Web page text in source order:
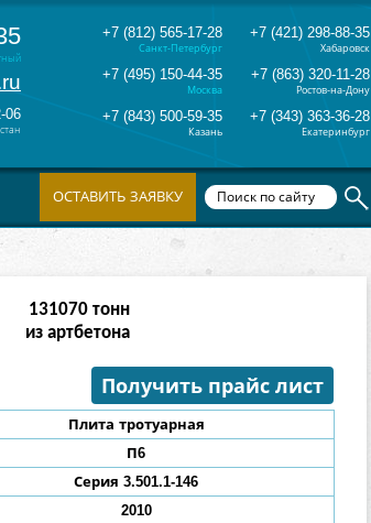
06
+7 (812) 565-17-28
Санкт-Петербург
+7 (421) 298-88-35
Хабаровск
+7 (495) 150-44-35
Москва
+7 (863) 320-11-28
Ростов-на-Дону
+7 (843) 500-59-35
Казань
+7 (343) 363-36-28
Екатеринбург
ОСТАВИТЬ ЗАЯВКУ
512303тонн
из артбетона
Получить прайс лист
Плита тротуарная
П6
Серия 3.501.1-146
2010